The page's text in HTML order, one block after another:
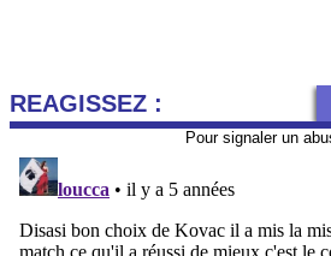
REAGISSEZ :
Pour signaler un